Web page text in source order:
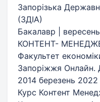
Запорізька
(ЗДІА)
Бакалавр |
КОНТЕНТ-
Факультет
Запоріжжя Онлайн.
2014 березень 2022
Курс Контент